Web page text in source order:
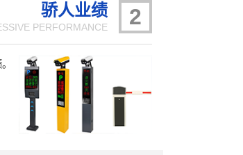
2
骄人业绩
PERFORMANCE